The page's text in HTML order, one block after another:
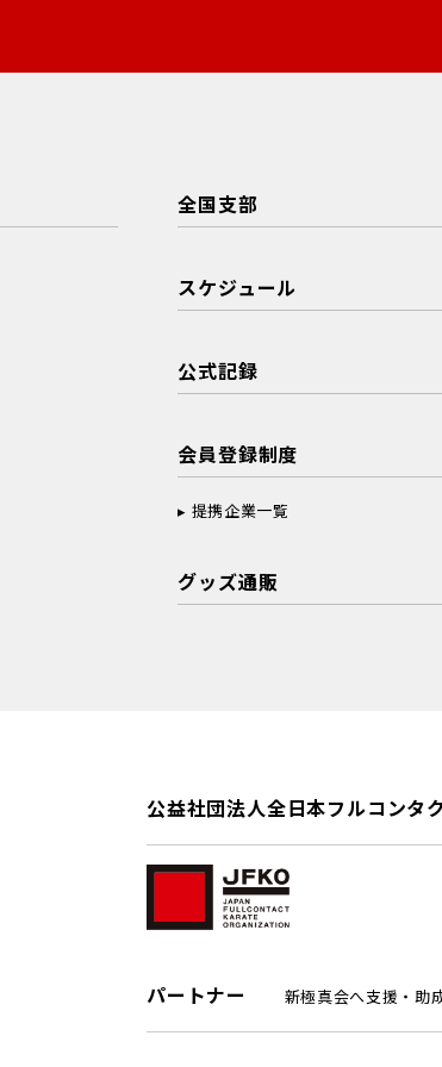
全国支部
スケジュール
公式記録
会員登録制度
提携企業一覧
グッズ通販
公益社団法人全日本フルコンタ
パートナー 新極真会へ支援・助